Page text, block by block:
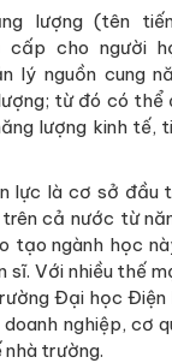
lượng (tên
cấp cho người
lý nguồn cung
từ đó có
lượng kinh tế,
lực là cơ sở đầu
cả nước từ
tạo ngành học
sĩ. Với nhiều thế
Đại học
nghiệp, cơ
nhà trường.